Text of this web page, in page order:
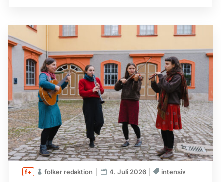
folker redaktion 4. Juli 2026 intensiv